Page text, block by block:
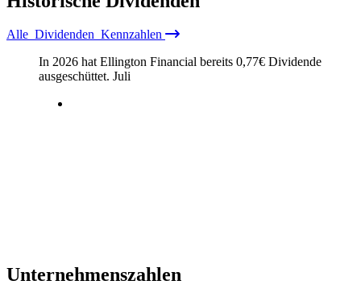
Alle Dividenden Kennzahlen
In 2026 hat Ellington Financial bereits 0,77€ Dividende
ausgeschüttet. Juli
Unternehmenszahlen